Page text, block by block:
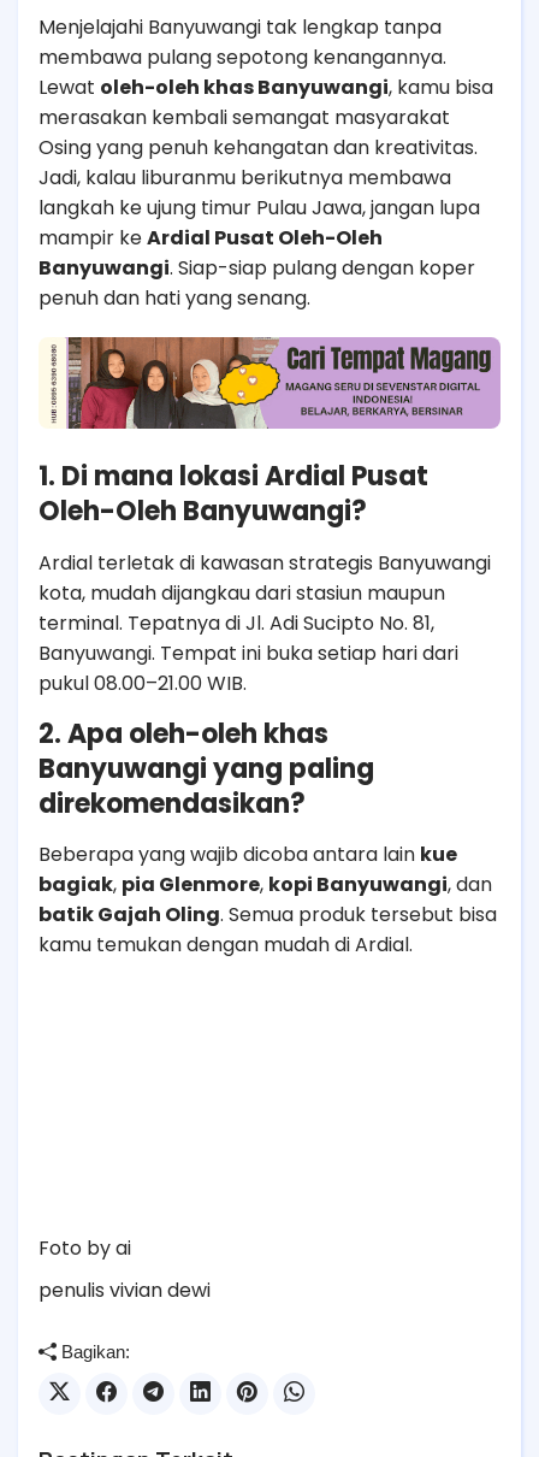
Menjelajahi Banyuwangi tak lengkap tanpa
membawa pulang sepotong kenangannya.
Lewat oleh-oleh khas Banyuwangi, kamu bisa
merasakan kembali semangat masyarakat
Osing yang penuh kehangatan dan kreativitas.
Jadi, kalau liburanmu berikutnya membawa
langkah ke ujung timur Pulau Jawa, jangan lupa
mampir keArdial Pusat Oleh-Oleh
Banyuwangi. Siap-siap pulang dengan koper
penuh dan hati yang senang.
1. Di mana lokasi Ardial Pusat
Oleh-Oleh Banyuwangi?
Ardial terletak di kawasan strategis Banyuwangi
kota, mudah dijangkau dari stasiun maupun
terminal. Tepatnya di Jl. Adi Sucipto No. 81,
Banyuwangi. Tempat ini buka setiap hari dari
pukul 08.00–21.00 WIB.
2. Apa oleh-oleh khas
Banyuwangi yang paling
direkomendasikan?
Beberapa yang wajib dicoba antara lain kue
bagiak, pia Glenmore, kopi Banyuwangi, dan
batik Gajah Oling. Semua produk tersebut bisa
kamu temukan dengan mudah di Ardial.
Foto by ai
penulis vivian dewi
Bagikan: